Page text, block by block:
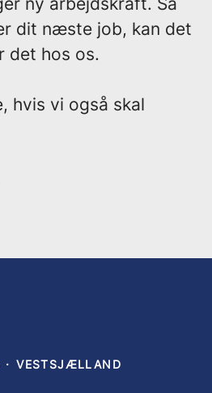
dit næste job, kan det
det hos os.
hvis vi også skal
· VESTSJÆLLAND